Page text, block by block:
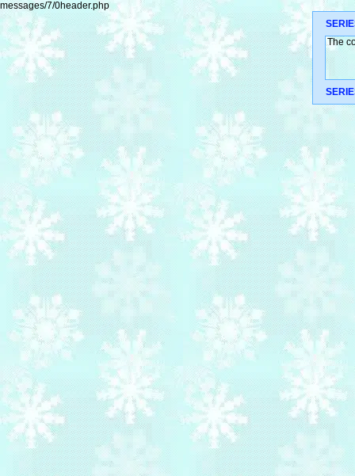
messages/7/0header.php
The